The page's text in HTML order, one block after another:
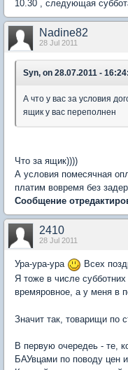
10.30 , следующая
Nadine82
28 Jul 2011
Syn, on 28.07.2011 - 16:24:
А что у вас за условия
ящик у вас переполнен
Что за ящик))))
А условия помесячная
платим вовремя без
Сообщение
2410
28 Jul 2011
Ура-ура-ура
Всех
Я тоже в числе
времяровное, а у меня в
Значит так, товарищи по
В первую очередеь - те,
БАУвцами по поводу цен